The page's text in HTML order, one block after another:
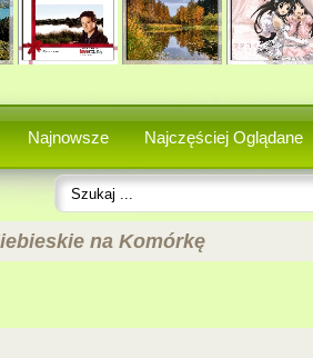
Najnowsze Najczęściej Oglądane
na Komórkę